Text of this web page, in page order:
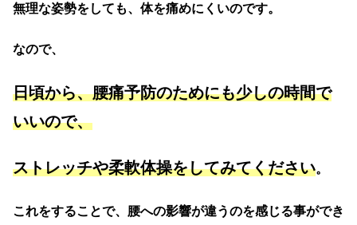
無理な姿勢をしても、体を痛めにくいのです。
なので、
日頃から、腰痛予防のためにも少しの時間で
いいので、
ストレッチや柔軟体操をしてみてください。
これをすることで、腰への影響が違うのを感じる事ができ